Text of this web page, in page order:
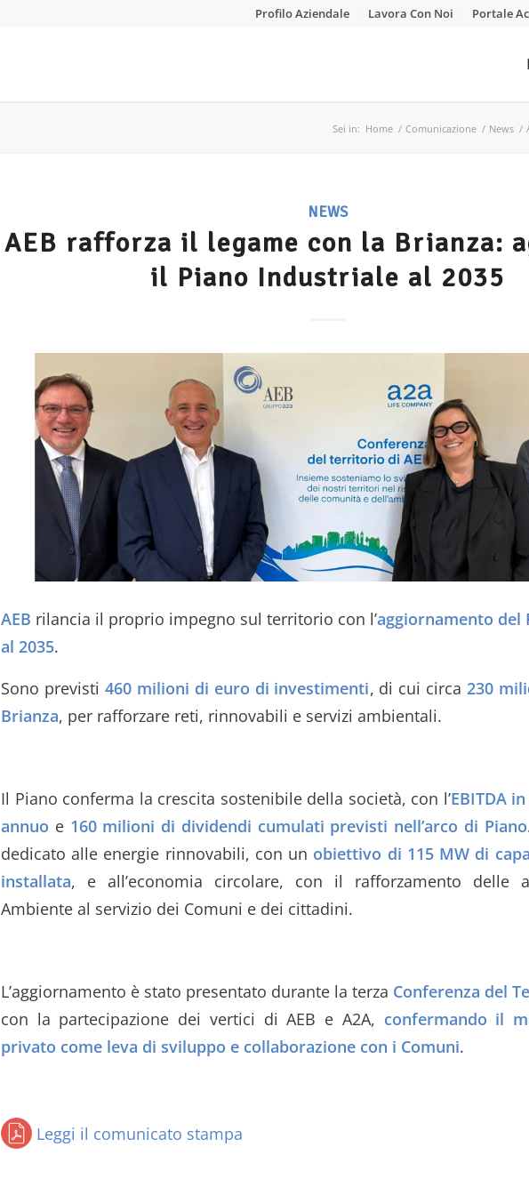
Profilo Aziendale Lavora Con Noi Portale
Sei in: Home / Comunicazione / News /
NEWS
AEB rafforza il legame con la Brianza:
il Piano Industriale al 2035
AEB rilancia il proprio impegno sul territorio con l’aggiornamento del
al 2035.
Sono previsti 460 milioni di euro di investimenti, di cui circa 230
Brianza, per rafforzare reti, rinnovabili e servizi ambientali.
Il Piano conferma la crescita sostenibile della società, con l’EBITDA
annuo e 160 milioni di dividendi cumulati previsti nell’arco di Piano
dedicato alle energie rinnovabili, con un obiettivo di 115 MW di
installata, e all’economia circolare, con il rafforzamento delle
Ambiente al servizio dei Comuni e dei cittadini.
L’aggiornamento è stato presentato durante la terza Conferenza del
con la partecipazione dei vertici di AEB e A2A, confermando il
privato come leva di sviluppo e collaborazione con i Comuni.
Leggi il comunicato stampa